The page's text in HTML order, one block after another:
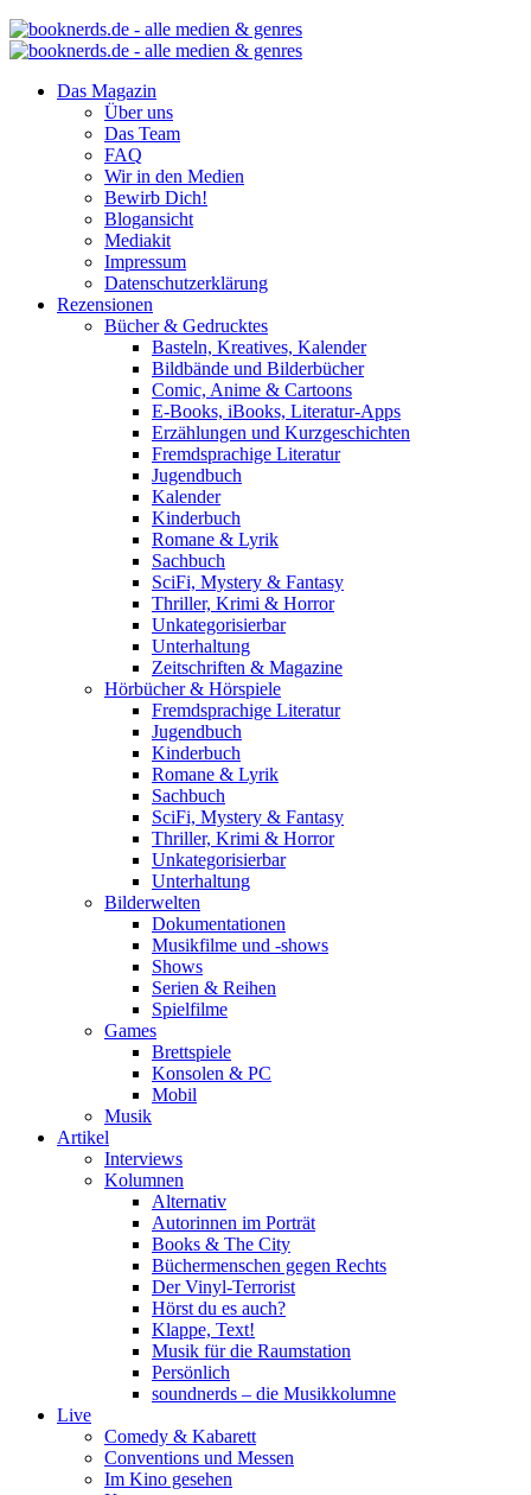
Das Magazin
Über uns
Das Team
FAQ
Wir in den Medien
Bewirb Dich!
Blogansicht
Mediakit
Impressum
Datenschutzerklärung
Rezensionen
Bücher & Gedrucktes
Basteln, Kreatives, Kalender
Bildbände und Bilderbücher
Comic, Anime & Cartoons
E-Books, iBooks, Literatur-Apps
Erzählungen und Kurzgeschichten
Fremdsprachige Literatur
Jugendbuch
Kalender
Kinderbuch
Romane & Lyrik
Sachbuch
SciFi, Mystery & Fantasy
Thriller, Krimi & Horror
Unkategorisierbar
Unterhaltung
Zeitschriften & Magazine
Hörbücher & Hörspiele
Fremdsprachige Literatur
Jugendbuch
Kinderbuch
Romane & Lyrik
Sachbuch
SciFi, Mystery & Fantasy
Thriller, Krimi & Horror
Unkategorisierbar
Unterhaltung
Bilderwelten
Dokumentationen
Musikfilme und -shows
Shows
Serien & Reihen
Spielfilme
Games
Brettspiele
Konsolen & PC
Mobil
Musik
Artikel
Interviews
Kolumnen
Alternativ
Autorinnen im Porträt
Books & The City
Büchermenschen gegen Rechts
Der Vinyl-Terrorist
Hörst du es auch?
Klappe, Text!
Musik für die Raumstation
Persönlich
soundnerds – die Musikkolumne
Live
Comedy & Kabarett
Conventions und Messen
Im Kino gesehen